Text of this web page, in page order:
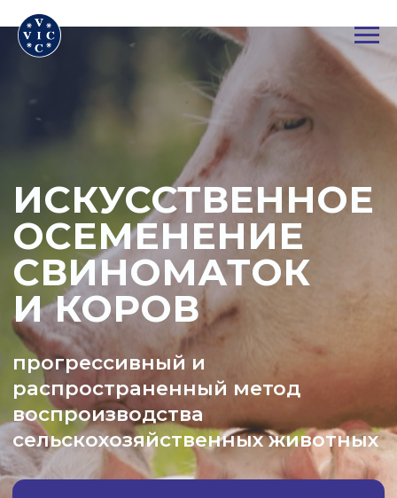
ИСКУССТВЕННОЕ
ОСЕМЕНЕНИЕ
СВИНОМАТОК
И КОРОВ
Перейти к товарам
прогрессивный и
распространенный метод
воспроизводства
сельскохозяйственных животных